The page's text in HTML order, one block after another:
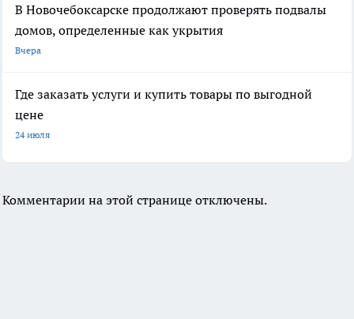
В Новочебоксарске продолжают проверять подвалы
домов, определенные как укрытия
Вчера
Где заказать услуги и купить товары по выгодной
цене
24 июля
Комментарии на этой странице отключены.